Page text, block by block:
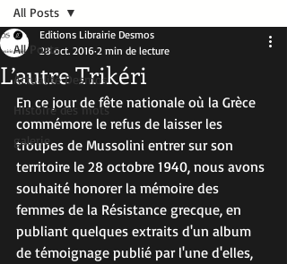
All Posts
Actualité Desmos
HIstoire des mots
galerie
All Posts
L’autre Trikéri
Editions Librairie Desmos
28 oct. 2016 2 min de lecture
En ce jour de fête nationale où la Grèce
commémore le refus de laisser les
troupes de Mussolini entrer sur son
territoire le 28 octobre 1940, nous avons
souhaité honorer la mémoire des
femmes de la Résistance grecque, en
publiant quelques extraits d'un album
de témoignage publié par l'une d'elles,